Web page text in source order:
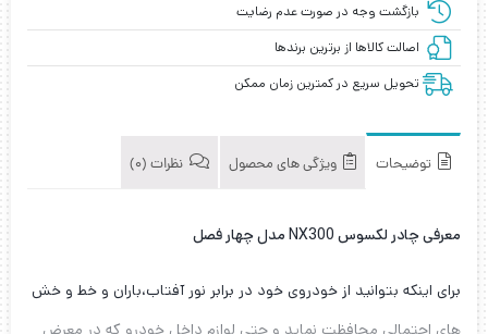
بازگشت وجه در صورت عدم رضایت
اصالت کالاها از برترین برندها
تحویل سریع در کمترین زمان ممکن
توضیحات ویژگی های محصول نظرات (0)
معرفی چادر لکسوس NX300 مدل چهار فصل
برای اینکه بتوانید از خودروی خود در برابر نور آفتاب،باران و خط و خش